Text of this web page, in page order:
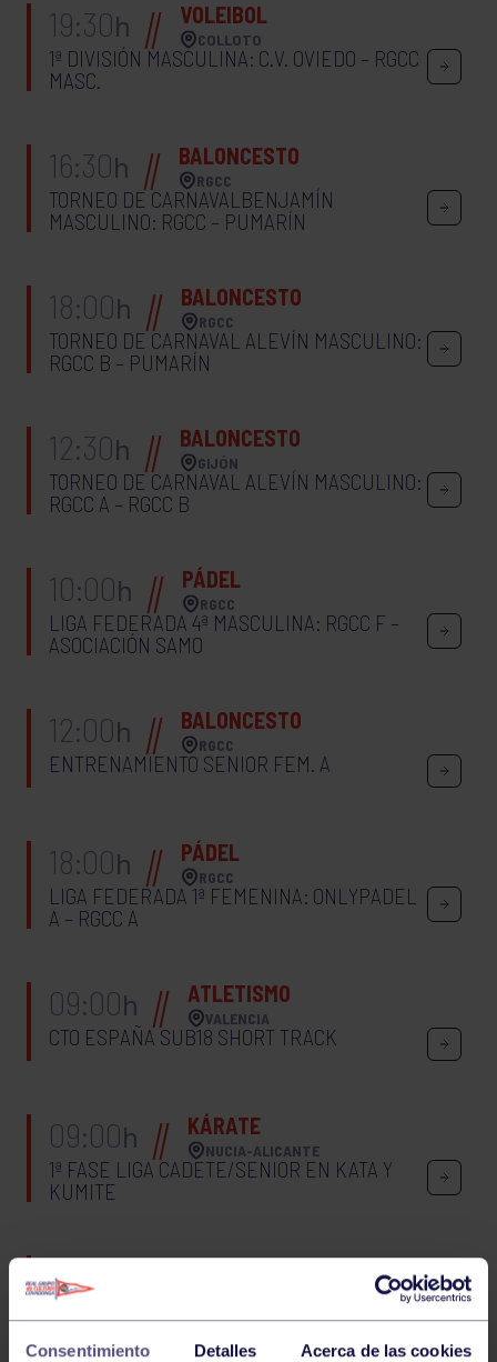
Consentimiento Detalles Acerca de las cookies
19:30h VOLEIBOL
COLLOTO
1ª DIVISIÓN MASCULINA: C.V. OVIEDO – RGCC
MASC.
16:30h BALONCESTO
RGCC
TORNEO DE CARNAVALBENJAMÍN
MASCULINO: RGCC – PUMARÍN
18:00h BALONCESTO
RGCC
TORNEO DE CARNAVAL ALEVÍN MASCULINO:
RGCC B – PUMARÍN
12:30h BALONCESTO
GIJÓN
TORNEO DE CARNAVAL ALEVÍN MASCULINO:
RGCC A – RGCC B
10:00h PÁDEL
RGCC
LIGA FEDERADA 4ª MASCULINA: RGCC F –
ASOCIACIÓN SAMO
12:00h BALONCESTO
RGCC
ENTRENAMIENTO SENIOR FEM. A
18:00h PÁDEL
RGCC
LIGA FEDERADA 1ª FEMENINA: ONLYPADEL
A – RGCC A
09:00h ATLETISMO
VALENCIA
CTO ESPAÑA SUB18 SHORT TRACK
09:00h KÁRATE
NUCIA-ALICANTE
1ª FASE LIGA CADETE/SENIOR EN KATA Y
KUMITE
10:30 ATLETISMO